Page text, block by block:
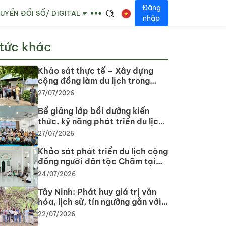
ĐỔI SỐ/ DIGITAL
Đăng
nhập
khác
Khảo sát thực tế – Xây dựng
cộng đồng làm du lịch trong
phát triển du lịch cộng đồng tại
27/07/2026
Bế giảng lớp bồi dưỡng kiến
thức, kỹ năng phát triển du lịch
cộng đồng: Gắn lý thuyết với
triển du lịch bền vững
27/07/2026
Khảo sát phát triển du lịch cộng
đồng người dân tộc Chăm tại
tỉnh Tây Ninh năm 2026
24/07/2026
Tây Ninh: Phát huy giá trị văn
hóa, lịch sử, tín ngưỡng gắn với
phát triển du lịch
22/07/2026